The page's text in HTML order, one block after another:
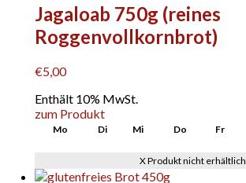
mehrere
Varianten
auf.
auf
der
Produktseite
werden
Jagaloab 750g (reines
Roggenvollkornbrot)
€5,00
Enthält 10% MwSt.
zum Produkt
Mo Di Mi Do Fr
X Produkt nicht erhältlich